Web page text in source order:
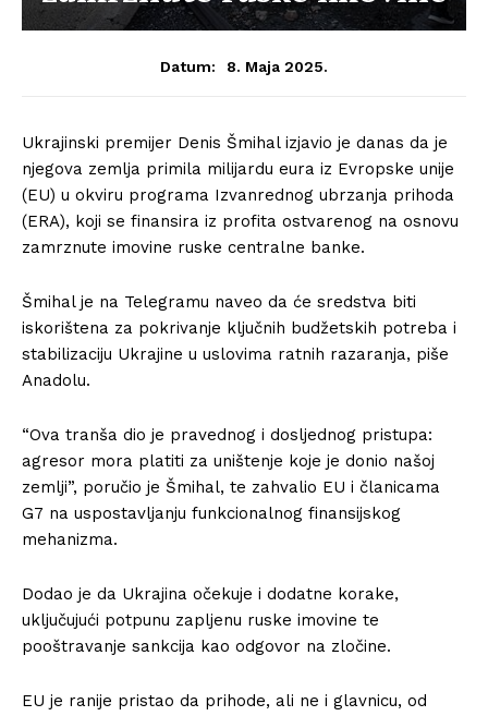
Datum: 8. Maja 2025.
Ukrajinski premijer Denis Šmihal izjavio je danas da je
njegova zemlja primila milijardu eura iz Evropske unije
(EU) u okviru programa Izvanrednog ubrzanja prihoda
(ERA), koji se finansira iz profita ostvarenog na osnovu
zamrznute imovine ruske centralne banke.
Šmihal je na Telegramu naveo da će sredstva biti
iskorištena za pokrivanje ključnih budžetskih potreba i
stabilizaciju Ukrajine u uslovima ratnih razaranja, piše
Anadolu.
“Ova tranša dio je pravednog i dosljednog pristupa:
agresor mora platiti za uništenje koje je donio našoj
zemlji”, poručio je Šmihal, te zahvalio EU i članicama
G7 na uspostavljanju funkcionalnog finansijskog
mehanizma.
Dodao je da Ukrajina očekuje i dodatne korake,
uključujući potpunu zapljenu ruske imovine te
pooštravanje sankcija kao odgovor na zločine.
EU je ranije pristao da prihode, ali ne i glavnicu, od